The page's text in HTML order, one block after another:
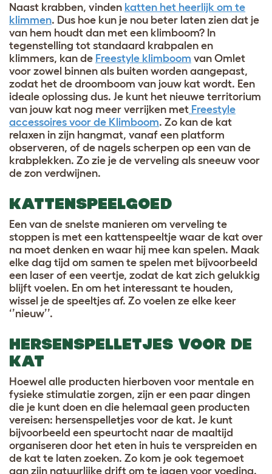
Naast krabben, vinden katten het heerlijk om te
klimmen. Dus hoe kun je nou beter laten zien dat je
van hem houdt dan met een klimboom? In
tegenstelling tot standaard krabpalen en
klimmers, kan de Freestyle klimboom van Omlet
voor zowel binnen als buiten worden aangepast,
zodat het de droomboom van jouw kat wordt. Een
ideale oplossing dus. Je kunt het nieuwe territorium
van jouw kat nog meer verrijken met Freestyle
accessoires voor de Klimboom. Zo kan de kat
relaxen in zijn hangmat, vanaf een platform
observeren, of de nagels scherpen op een van de
krabplekken. Zo zie je de verveling als sneeuw voor
de zon verdwijnen.
KATTENSPEELGOED
Een van de snelste manieren om verveling te
stoppen is met een kattenspeeltje waar de kat over
na moet denken en waar hij mee kan spelen. Maak
elke dag tijd om samen te spelen met bijvoorbeeld
een laser of een veertje, zodat de kat zich gelukkig
blijft voelen. En om het interessant te houden,
wissel je de speeltjes af. Zo voelen ze elke keer
‘’nieuw’’.
HERSENSPELLETJES VOOR DE
KAT
Hoewel alle producten hierboven voor mentale en
fysieke stimulatie zorgen, zijn er een paar dingen
die je kunt doen en die helemaal geen producten
vereisen: hersenspelletjes voor de kat. Je kunt
bijvoorbeeld een speurtocht naar de maaltijd
organiseren door het eten in huis te verspreiden en
de kat te laten zoeken. Zo kom je ook tegemoet
aan zijn natuurlijke drift om te jagen voor voeding.